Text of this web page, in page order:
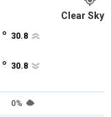
Clear Sky
30.8
°
30.8
°
0%